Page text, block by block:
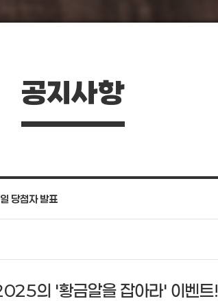
공지사항
당첨자 발표
의 '황금알을 잡아라' 이벤트!